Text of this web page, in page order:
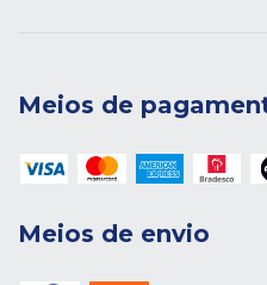
Meios de
Meios de envio